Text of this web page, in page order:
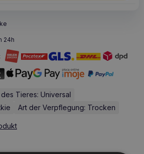
24h
Tieres: Universal
Art der Verpflegung: Trocken